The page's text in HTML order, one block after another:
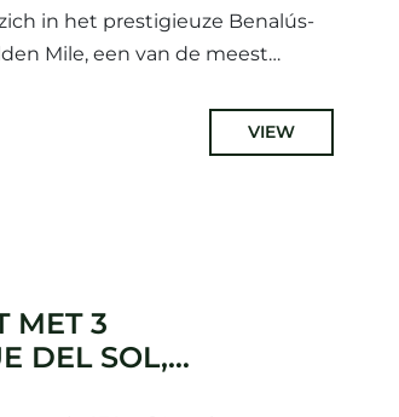
in het prestigieuze Benalús-
Mile, een van de meest
VIEW
MET 3
DEL SOL,